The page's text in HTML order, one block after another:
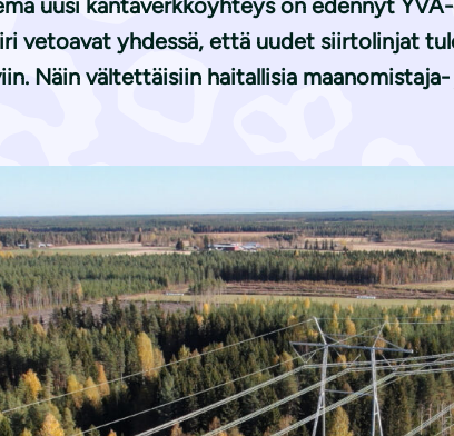
uusi kantaverkkoyhteys on edennyt
vetoavat yhdessä, että uudet siirtolinjat
Näin vältettäisiin haitallisia